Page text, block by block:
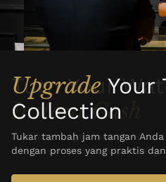
Upgrade Your
Collection
Tukar tambah jam tangan
dengan proses yang praktis